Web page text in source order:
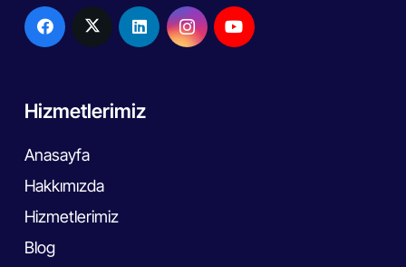
Hizmetlerimiz
Anasayfa
Hakkımızda
Hizmetlerimiz
Blog